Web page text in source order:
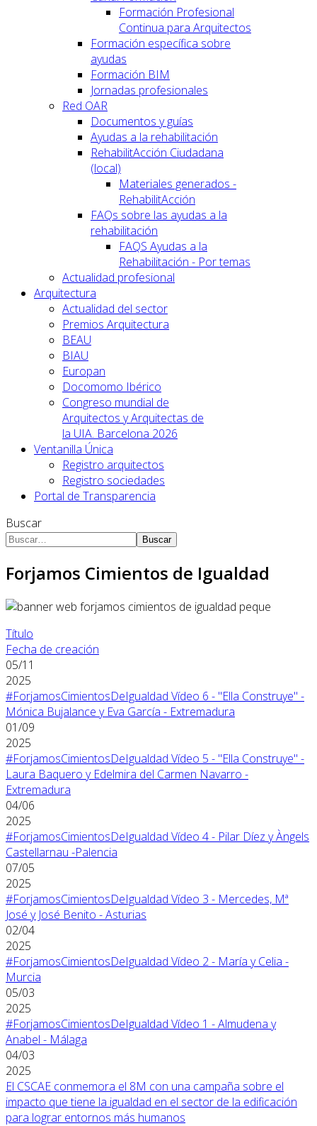
Formación Profesional
Continua para Arquitectos
Formación específica sobre
ayudas
Formación BIM
Jornadas profesionales
Red OAR
Documentos y guías
Ayudas a la rehabilitación
RehabilitAcción Ciudadana
(local)
Materiales generados -
RehabilitAcción
FAQs sobre las ayudas a la
rehabilitación
FAQS Ayudas a la
Rehabilitación - Por temas
Actualidad profesional
Arquitectura
Actualidad del sector
Premios Arquitectura
BEAU
BIAU
Europan
Docomomo Ibérico
Congreso mundial de
Arquitectos y Arquitectas de
la UIA. Barcelona 2026
Ventanilla Única
Registro arquitectos
Registro sociedades
Portal de Transparencia
Buscar
Buscar
Forjamos Cimientos de Igualdad
Título
Fecha de creación
05/11
2025
#ForjamosCimientosDeIgualdad Vídeo 6 - "Ella Construye" -
Mónica Bujalance y Eva García - Extremadura
01/09
2025
#ForjamosCimientosDeIgualdad Vídeo 5 - "Ella Construye" -
Laura Baquero y Edelmira del Carmen Navarro -
Extremadura
04/06
2025
#ForjamosCimientosDeIgualdad Vídeo 4 - Pilar Díez y Àngels
Castellarnau -Palencia
07/05
2025
#ForjamosCimientosDeIgualdad Vídeo 3 - Mercedes, Mª
José y José Benito - Asturias
02/04
2025
#ForjamosCimientosDeIgualdad Vídeo 2 - María y Celia -
Murcia
05/03
2025
#ForjamosCimientosDeIgualdad Vídeo 1 - Almudena y
Anabel - Málaga
04/03
2025
El CSCAE conmemora el 8M con una campaña sobre el
impacto que tiene la igualdad en el sector de la edificación
para lograr entornos más humanos